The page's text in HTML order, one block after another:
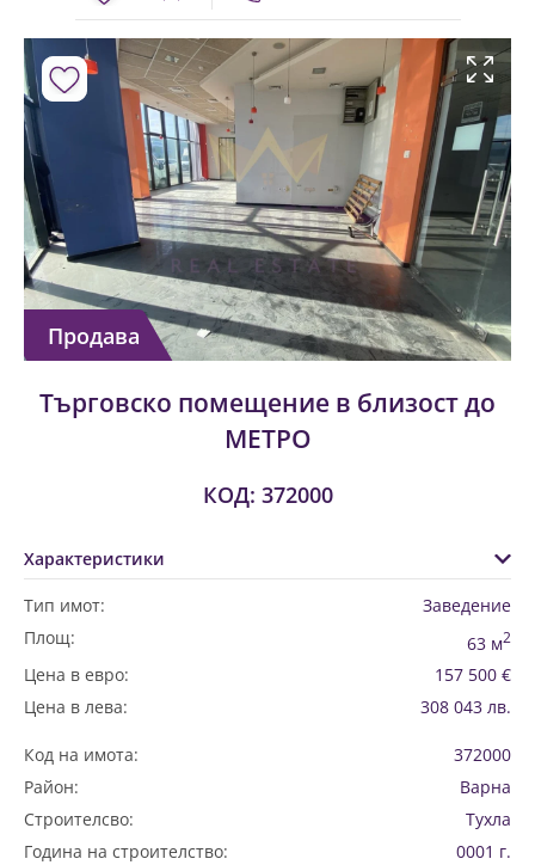
Продава
Търговско помещение в близост до
МЕТРО
КОД: 372000
Характеристики
Тип имот:
Заведение
Площ:
63 м2
Цена в евро:
157 500 €
Цена в лева:
308 043 лв.
Код на имота:
372000
Район:
Варна
Строителсво:
Тухла
Година на строителство:
0001 г.